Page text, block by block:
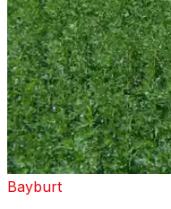
Bayburt